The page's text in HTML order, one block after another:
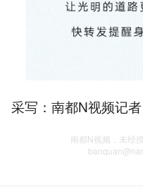
采写：南都N视频记
南都N视频，未经